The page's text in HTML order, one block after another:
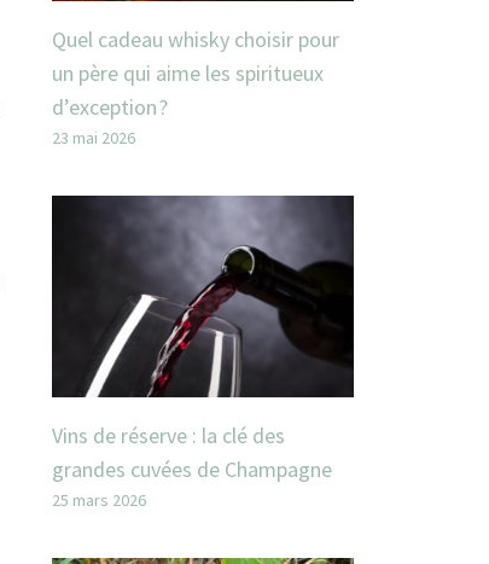
Quel cadeau whisky choisir pour
un père qui aime les spiritueux
d’exception ?
23 mai 2026
Vins de réserve : la clé des
grandes cuvées de Champagne
25 mars 2026